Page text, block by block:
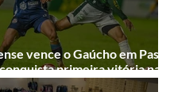
vence o Gaúcho em Passo
primeira vitória na